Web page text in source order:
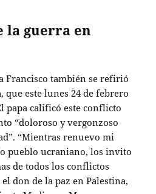
la guerra en
Francisco también se refirió
que este lunes 24 de febrero
papa calificó este conflicto
“doloroso y vergonzoso
“Mientras renuevo mi
pueblo ucraniano, los invito
de todos los conflictos
don de la paz en Palestina,